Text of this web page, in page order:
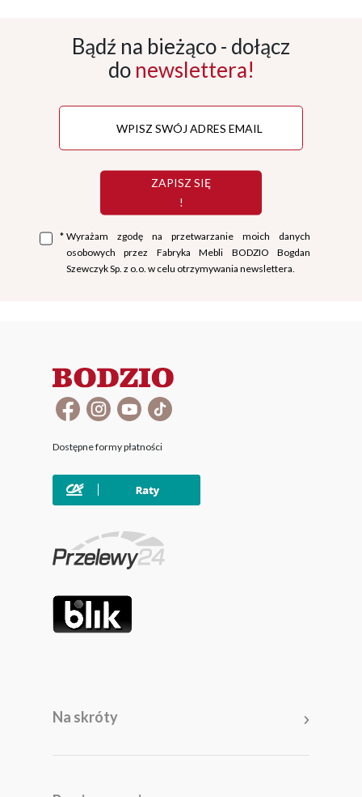
Bądź na bieżąco - dołącz
do newslettera!
ZAPISZ SIĘ
!
* Wyrażam zgodę na przetwarzanie moich danych
osobowych przez Fabryka Mebli BODZIO Bogdan
Szewczyk Sp. z o.o. w celu otrzymywania newslettera.
Dostępne formy płatności
Na skróty
Pomieszczenia